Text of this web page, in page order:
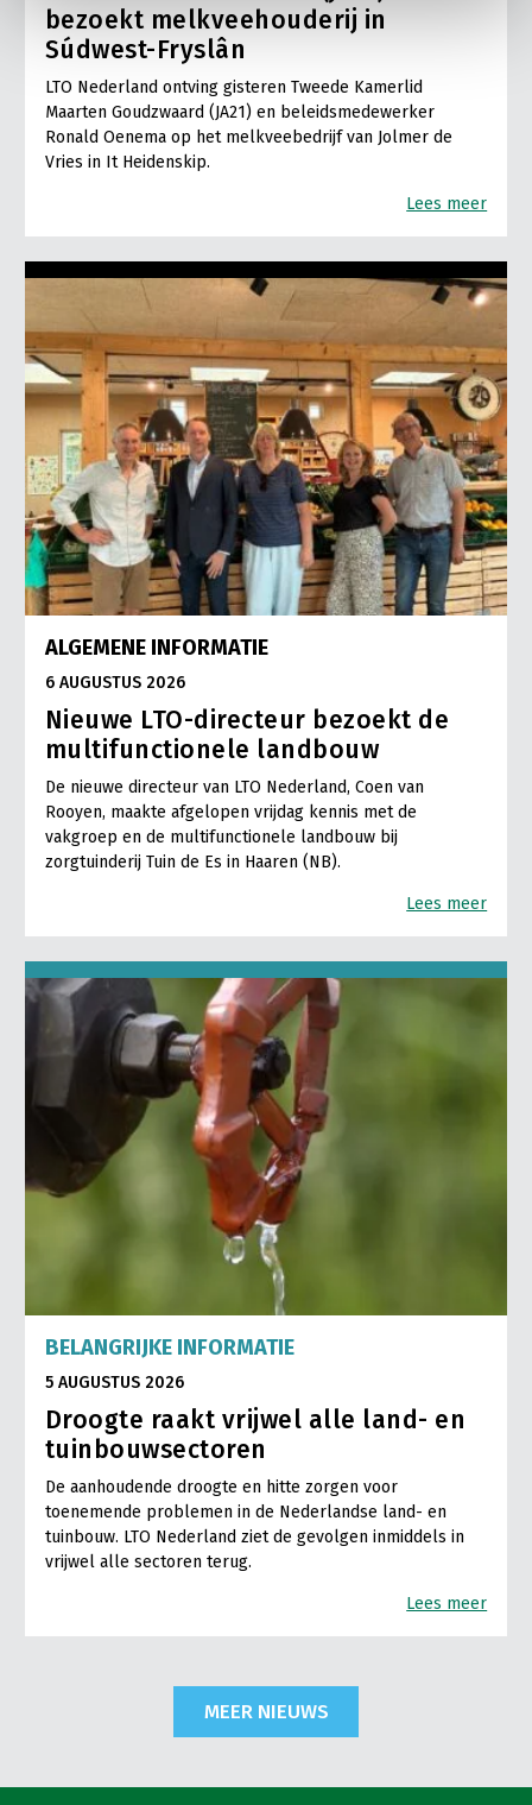
bezoekt melkveehouderij in
Súdwest-Fryslân
LTO Nederland ontving gisteren Tweede Kamerlid
Maarten Goudzwaard (JA21) en beleidsmedewerker
Ronald Oenema op het melkveebedrijf van Jolmer de
Vries in It Heidenskip.
Lees meer
ALGEMENE INFORMATIE
6 AUGUSTUS 2026
Nieuwe LTO-directeur bezoekt de
multifunctionele landbouw
De nieuwe directeur van LTO Nederland, Coen van
Rooyen, maakte afgelopen vrijdag kennis met de
vakgroep en de multifunctionele landbouw bij
zorgtuinderij Tuin de Es in Haaren (NB).
Lees meer
BELANGRIJKE INFORMATIE
5 AUGUSTUS 2026
Droogte raakt vrijwel alle land- en
tuinbouwsectoren
De aanhoudende droogte en hitte zorgen voor
toenemende problemen in de Nederlandse land- en
tuinbouw. LTO Nederland ziet de gevolgen inmiddels in
vrijwel alle sectoren terug.
Lees meer
MEER NIEUWS